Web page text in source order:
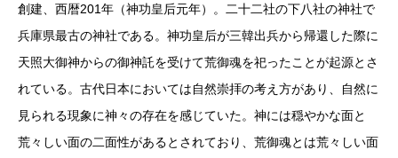
創建、西暦201年（神功皇后元年）。二十二社の下八社の神社で
兵庫県最古の神社である。神功皇后が三韓出兵から帰還した際に
天照大御神からの御神託を受けて荒御魂を祀ったことが起源とさ
れている。古代日本においては自然崇拝の考え方があり、自然に
見られる現象に神々の存在を感じていた。神には穏やかな面と
荒々しい面の二面性があるとされており、荒御魂とは荒々しい面